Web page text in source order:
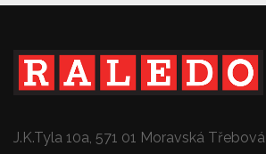
J.K.Tyla 10a, 571 01 Moravská Třebová